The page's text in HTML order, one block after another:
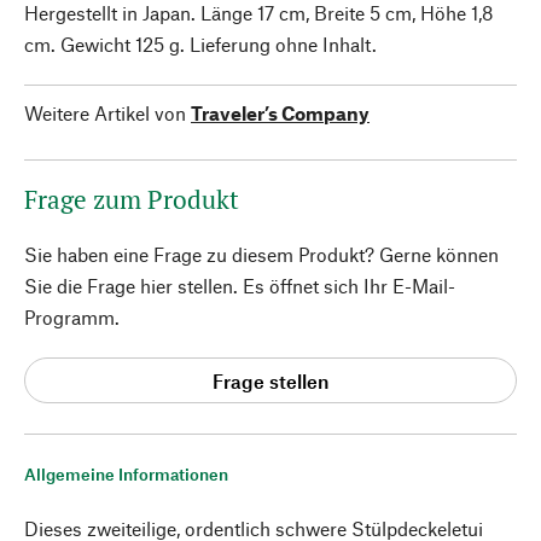
Allgemeine Informationen
Dieses zweiteilige, ordentlich schwere Stülpdeckeletui
Hergestellt in Japan. Länge 17 cm, Breite 5 cm, Höhe 1,8
cm. Gewicht 125 g. Lieferung ohne Inhalt.
Weitere Artikel von Traveler’s Company
Frage zum Produkt
Sie haben eine Frage zu diesem Produkt? Gerne können
Sie die Frage hier stellen. Es öffnet sich Ihr E-Mail-
Programm.
Frage stellen